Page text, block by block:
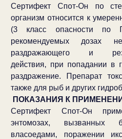
Сертифект Спот-Он по
организм относится к
(3 класс опасности по
рекомендуемых дозах
раздражающего и
действия, при попадании в
раздражение. Препарат
также для рыб и других
ПОКАЗАНИЯ К
Сертифект Спот-Он
энтомозах,
власоедами, поражении